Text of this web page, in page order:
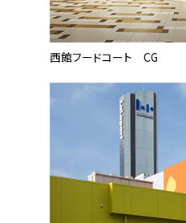
西館フードコート CG